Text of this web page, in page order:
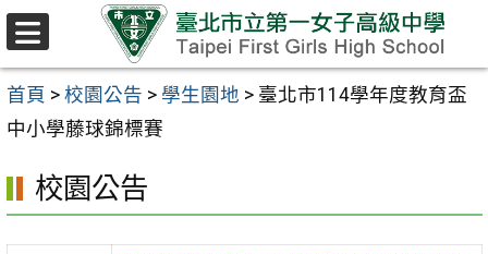
跳至主要內容區
首頁 > 校園公告 > 學生園地 > 臺北市114學年度教育盃
中小學藤球錦標賽
校園公告
選
單